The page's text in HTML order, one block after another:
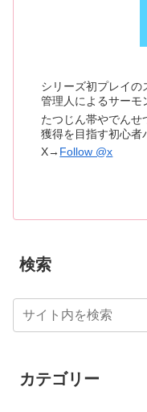
シリーズ初プレイの
管理人によるサーモ
たつじん帯やでんせ
獲得を目指す初心者
X→ Follow @x
検索
カテゴリー